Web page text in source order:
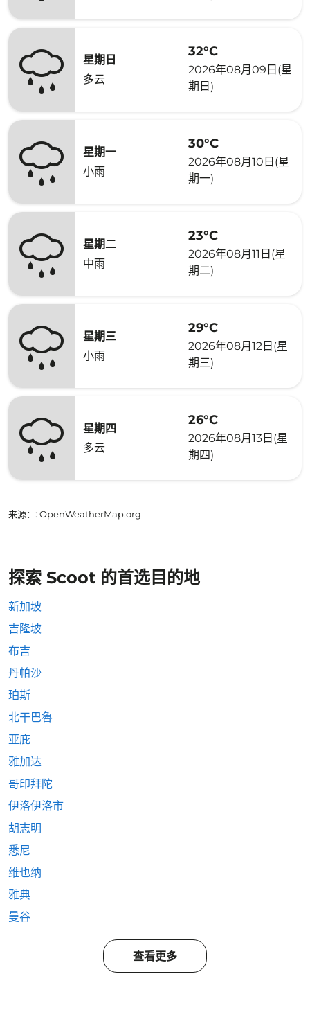
星期日
多云
32°C
2026年08月09日(星
期日)
星期一
小雨
30°C
2026年08月10日(星
期一)
星期二
中雨
23°C
2026年08月11日(星
期二)
星期三
小雨
29°C
2026年08月12日(星
期三)
星期四
多云
26°C
2026年08月13日(星
期四)
来源： : OpenWeatherMap.org
探索 Scoot 的首选目的地
新加坡
吉隆坡
布吉
丹帕沙
珀斯
北干巴魯
亚庇
雅加达
哥印拜陀
伊洛伊洛市
胡志明
悉尼
维也纳
雅典
曼谷
查看更多